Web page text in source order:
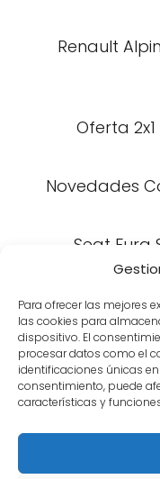
Para ofrecer las mejores
las cookies para
dispositivo. El
procesar datos como el
identificaciones únicas
consentimiento, puede
características y
Renault
Oferta
Novedades
Seat Fura